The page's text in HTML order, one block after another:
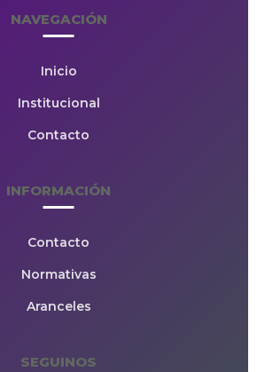
NAVEGACIÓN
Inicio
Institucional
Contacto
INFORMACIÓN
Contacto
Normativas
Aranceles
SEGUINOS